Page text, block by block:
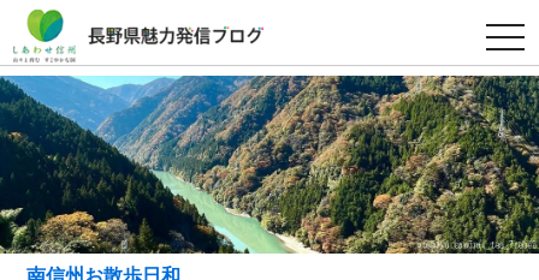
t
o
g
g
l
e
n
a
v
i
g
a
t
南信州お散歩日和